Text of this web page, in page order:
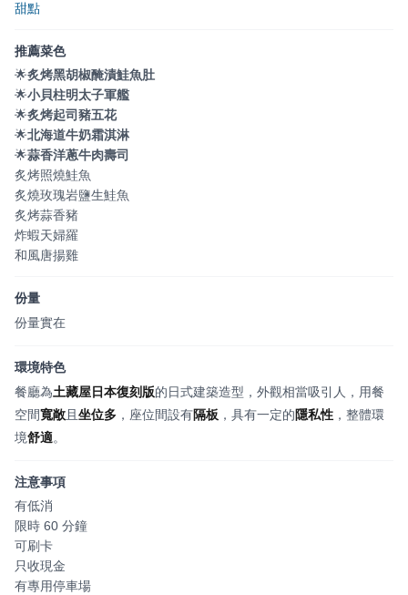
甜點
推薦菜色
🌟炙烤黑胡椒醃漬鮭魚肚
🌟小貝柱明太子軍艦
🌟炙烤起司豬五花
🌟北海道牛奶霜淇淋
🌟蒜香洋蔥牛肉壽司
炙烤照燒鮭魚
炙燒玫瑰岩鹽生鮭魚
炙烤蒜香豬
炸蝦天婦羅
和風唐揚雞
份量
份量實在
環境特色
餐廳為土藏屋日本復刻版的日式建築造型，外觀相當吸引人，用餐
空間寬敞 且 坐位多 ，座位間設有隔板 ，具有一定的隱私性 ，整體環
境舒適。
注意事項
有低消
限時 60 分鐘
可刷卡
只收現金
有專用停車場